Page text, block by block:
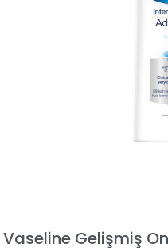
Vaseline Gelişmiş